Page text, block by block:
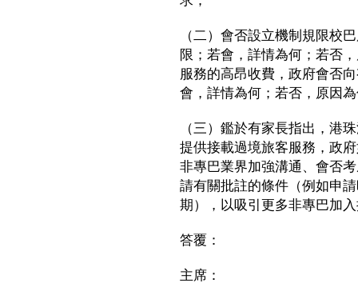
（二）會否設立機制規限校
限；若會，詳情為何；若否
服務的高昂收費，政府會否
會，詳情為何；若否，原因
（三）鑑於有家長指出，港
提供接載過境旅客服務，政
非專巴業界加強溝通、會否
請有關批註的條件（例如申
期），以吸引更多非專巴加
答覆：
主席：